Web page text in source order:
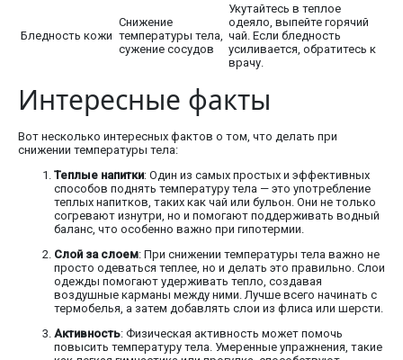
Бледность кожи
Снижение
температуры тела,
сужение сосудов
Укутайтесь в теплое
одеяло, выпейте горячий
чай. Если бледность
усиливается, обратитесь к
врачу.
Интересные факты
Вот несколько интересных фактов о том, что делать при
снижении температуры тела:
Теплые напитки: Один из самых простых и эффективных
способов поднять температуру тела — это употребление
теплых напитков, таких как чай или бульон. Они не только
согревают изнутри, но и помогают поддерживать водный
баланс, что особенно важно при гипотермии.
Слой за слоем: При снижении температуры тела важно не
просто одеваться теплее, но и делать это правильно. Слои
одежды помогают удерживать тепло, создавая
воздушные карманы между ними. Лучше всего начинать с
термобелья, а затем добавлять слои из флиса или шерсти.
Активность: Физическая активность может помочь
повысить температуру тела. Умеренные упражнения, такие